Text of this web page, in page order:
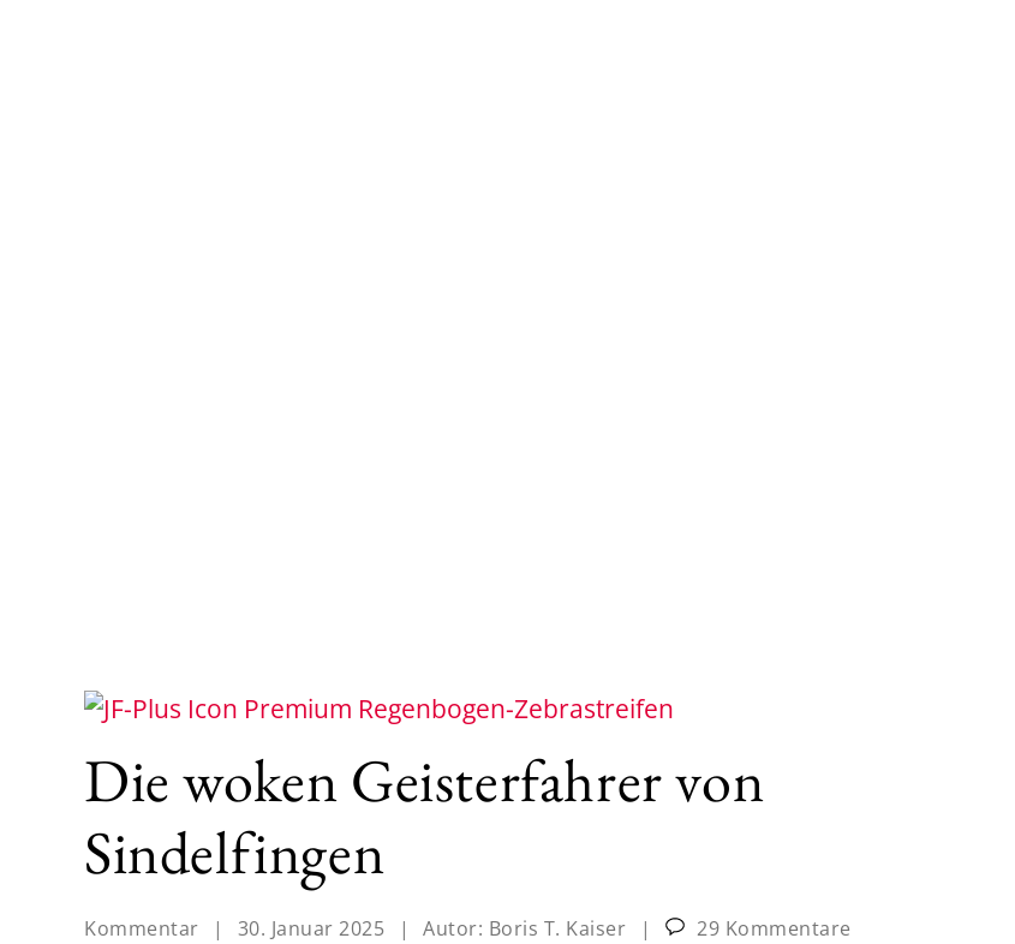
Regenbogen-Zebrastreifen
Die woken Geisterfahrer von
Sindelfingen
Kommentar | 30. Januar 2025 | Autor: Boris T. Kaiser |
29 Kommentare